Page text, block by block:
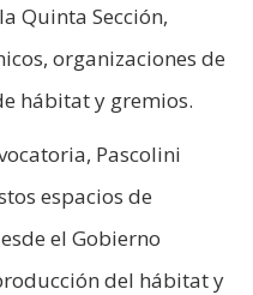
Quinta Sección,
organizaciones de
hábitat y gremios.
Pascolini
espacios de
el Gobierno
del hábitat y